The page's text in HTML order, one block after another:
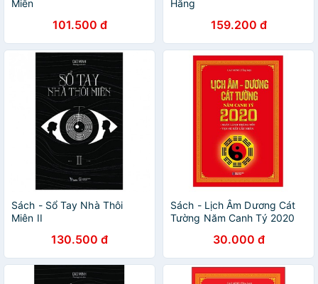
Miên
101.500 đ
Hằng
159.200 đ
Sách - Sổ Tay Nhà Thôi
Miên II
130.500 đ
Sách - Lịch Âm Dương Cát
Tường Năm Canh Tý 2020
30.000 đ